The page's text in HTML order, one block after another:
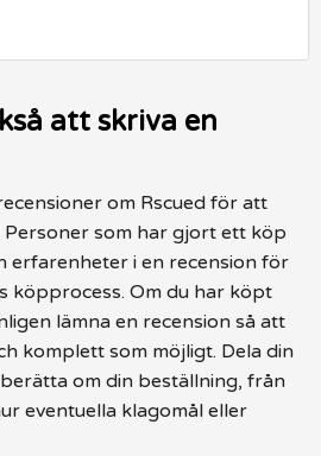
att skriva en
om Rscued för att
Personer som har gjort ett köp
erfarenheter i en recension för
köpprocess. Om du har köpt
lämna en recension så att
komplett som möjligt. Dela din
om din beställning, från
eventuella klagomål eller